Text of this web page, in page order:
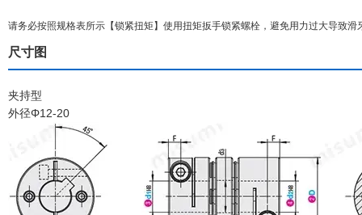
请务必按照规格表所示【锁紧扭矩】使用扭矩扳手锁紧螺栓，避免用力过大导致
尺寸图
夹持型
外径Φ12-20